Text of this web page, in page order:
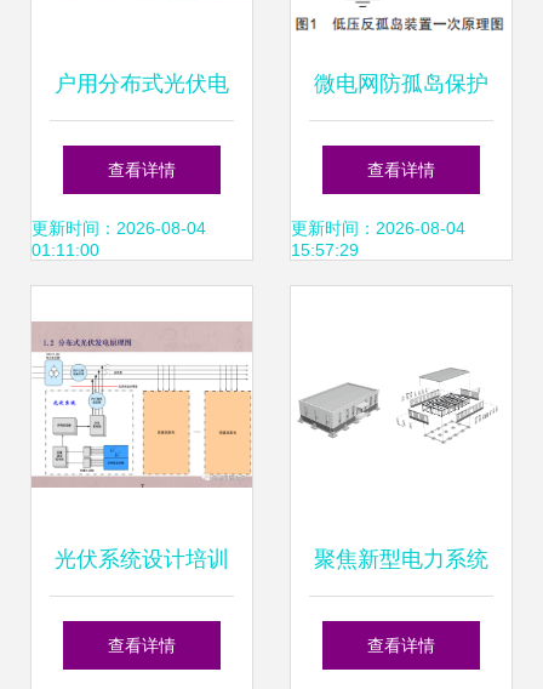
户用分布式光伏电
站运维指导手册 运
维与安全设计
查看详情
更新时间：2026-08-04
01:11:00
微电网防孤岛保护
与反孤岛保护研究
分布式光伏电力的
查看详情
更新时间：2026-08-04
15:57:29
光伏系统设计培训
资料 分布式光伏电
查看详情
聚焦新型电力系统
示范建设 110千伏
查看详情